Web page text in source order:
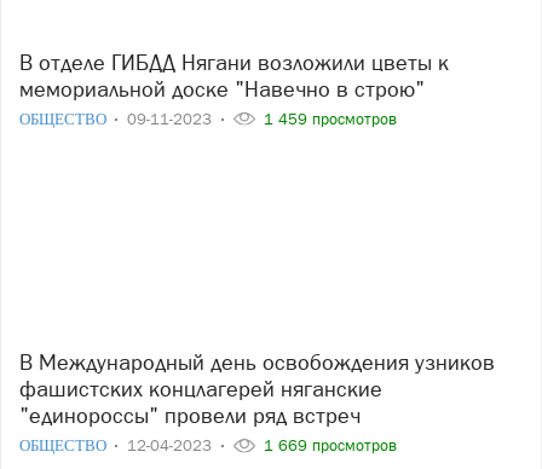
В отделе ГИБДД Нягани возложили цветы к
мемориальной доске "Навечно в строю"
ОБЩЕСТВО 09-11-2023 1 459 просмотров
В Международный день освобождения узников
фашистских концлагерей няганские
"единороссы" провели ряд встреч
ОБЩЕСТВО 12-04-2023 1 669 просмотров